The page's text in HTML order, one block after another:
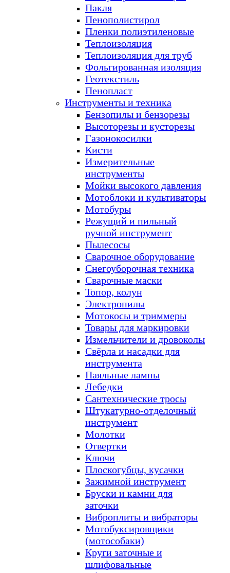
Пакля
Пенополистирол
Пленки полиэтиленовые
Теплоизоляция
Теплоизоляция для труб
Фольгированная изоляция
Геотекстиль
Пенопласт
Инструменты и техника
Бензопилы и бензорезы
Высоторезы и кусторезы
Газонокосилки
Кисти
Измерительные
инструменты
Мойки высокого давления
Мотоблоки и культиваторы
Мотобуры
Режущий и пильный
ручной инструмент
Пылесосы
Сварочное оборудование
Снегоуборочная техника
Сварочные маски
Топор, колун
Электропилы
Мотокосы и триммеры
Товары для маркировки
Измельчители и дровоколы
Свёрла и насадки для
инструмента
Паяльные лампы
Лебедки
Сантехнические тросы
Штукатурно-отделочный
инструмент
Молотки
Отвертки
Ключи
Плоскогубцы, кусачки
Зажимной инструмент
Бруски и камни для
заточки
Виброплиты и вибраторы
Мотобуксировщики
(мотособаки)
Круги заточные и
шлифовальные